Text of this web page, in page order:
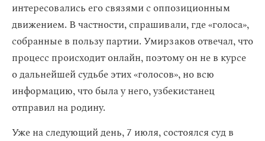
интересовались его связями с оппозиционным
движением. В частности, спрашивали, где «голоса»,
собранные в пользу партии. Умирзаков отвечал, что
процесс происходит онлайн, поэтому он не в курсе
о дальнейшей судьбе этих «голосов», но всю
информацию, что была у него, узбекистанец
отправил на родину.
Уже на следующий день, 7 июля, состоялся суд в